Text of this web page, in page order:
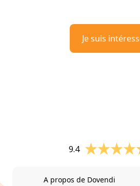
Je suis
9.4
A propos de Dovendi